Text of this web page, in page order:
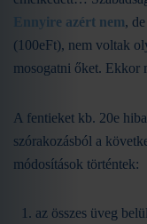
Ennyire azért nem,
(100eFt), nem voltak
mosogatni őket. Ekkor
A fentieket kb. 20e
szórakozásból a
módosítások történtek:
az összes üveg